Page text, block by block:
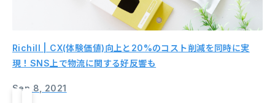
Richill | CX(体験価値)向上と20%のコスト削減を同時に実
現！SNS上で物流に関する好反響も
Sep 8, 2021